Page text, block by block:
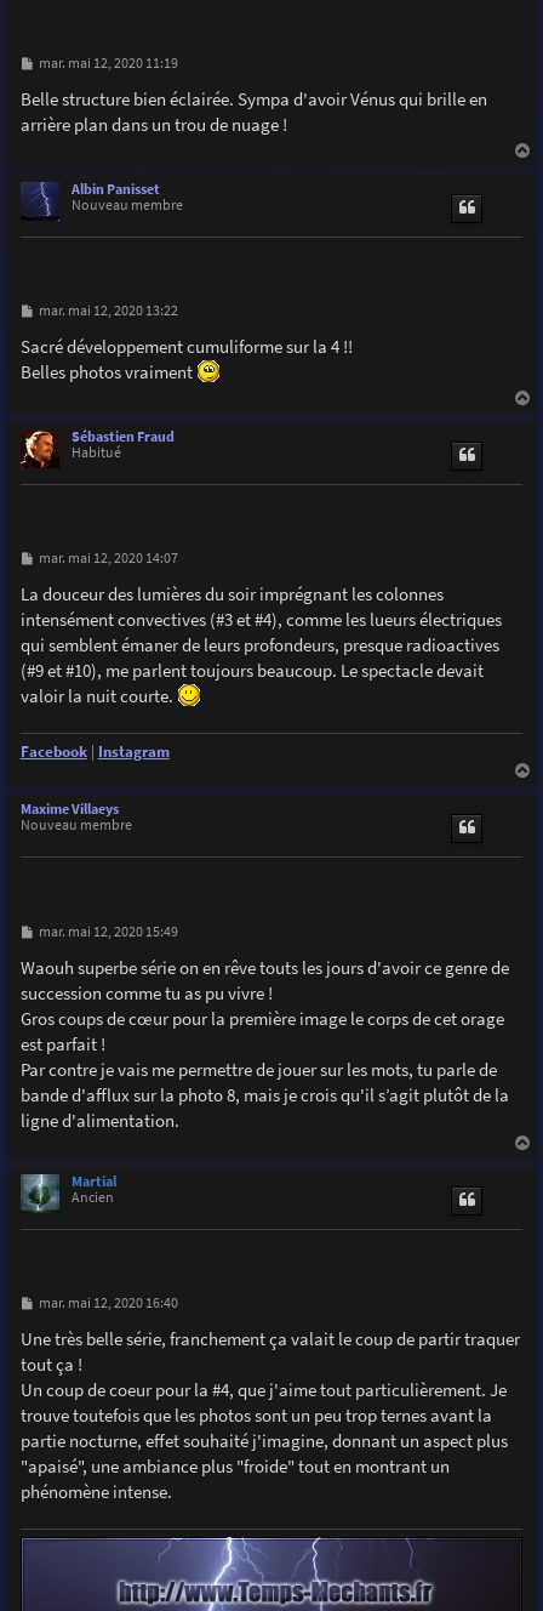
M
s
s
a
mar. mai 12, 2020 11:19
Belle structure bien éclairée. Sympa d'avoir Vénus qui brille en
arrière plan dans un trou de nuage !
Albin Panisset
Nouveau membre
M
s
s
a
mar. mai 12, 2020 13:22
Sacré développement cumuliforme sur la 4 !!
Belles photos vraiment
Sébastien Fraud
Habitué
M
s
s
a
g
e
mar. mai 12, 2020 14:07
La douceur des lumières du soir imprégnant les colonnes
intensément convectives (#3 et #4), comme les lueurs électriques
qui semblent émaner de leurs profondeurs, presque radioactives
(#9 et #10), me parlent toujours beaucoup. Le spectacle devait
valoir la nuit courte.
Facebook| Instagram
Maxime Villaeys
Nouveau membre
M
s
s
a
e
mar. mai 12, 2020 15:49
Waouh superbe série on en rêve touts les jours d'avoir ce genre de
succession comme tu as pu vivre !
Gros coups de cœur pour la première image le corps de cet orage
est parfait !
Par contre je vais me permettre de jouer sur les mots, tu parle de
bande d'afflux sur la photo 8, mais je crois qu'il s’agit plutôt de la
ligne d'alimentation.
Martial
Ancien
M
s
s
a
e
mar. mai 12, 2020 16:40
Une très belle série, franchement ça valait le coup de partir traquer
tout ça !
Un coup de coeur pour la #4, que j'aime tout particulièrement. Je
trouve toutefois que les photos sont un peu trop ternes avant la
partie nocturne, effet souhaité j'imagine, donnant un aspect plus
"apaisé", une ambiance plus "froide" tout en montrant un
phénomène intense.